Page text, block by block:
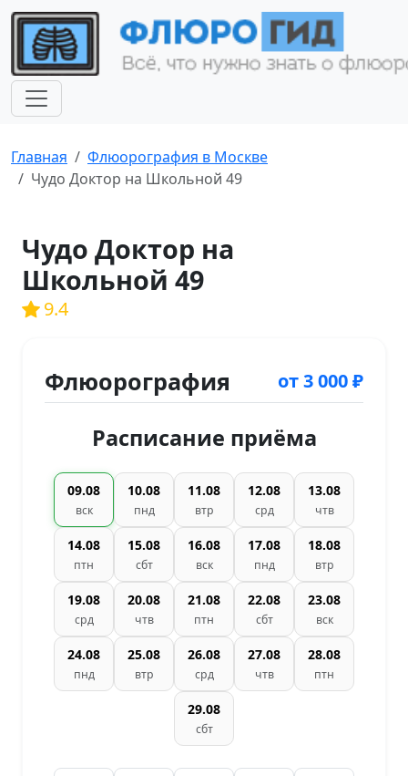
Главная
Флюорография в Москве
Чудо Доктор на Школьной 49
Чудо Доктор на
Школьной 49
9.4
Флюорография от 3 000 ₽
Расписание приёма
09.08
вск
10.08
пнд
11.08
втр
12.08
срд
13.08
чтв
14.08
птн
15.08
сбт
16.08
вск
17.08
пнд
18.08
втр
19.08
срд
20.08
чтв
21.08
птн
22.08
сбт
23.08
вск
24.08
пнд
25.08
втр
26.08
срд
27.08
чтв
28.08
птн
29.08
сбт